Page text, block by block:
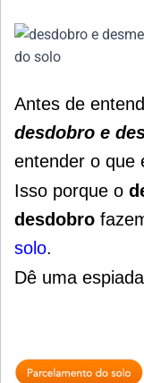
Antes de
desdobro e
entender o que
Isso porque o
desdobro
solo.
Dê uma